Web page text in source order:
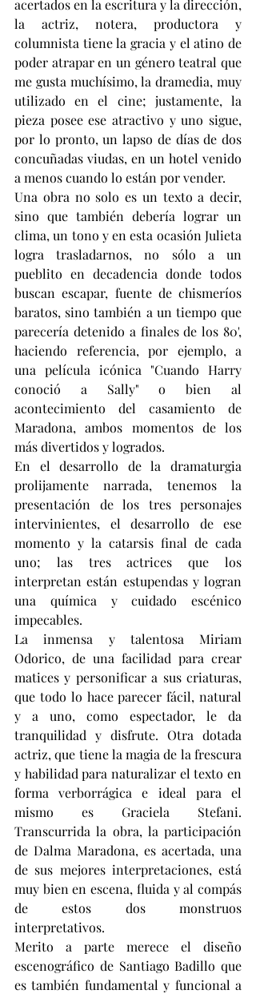
acertados en la escritura y la dirección,
la actriz, notera, productora y
columnista tiene la gracia y el atino de
poder atrapar en un género teatral que
me gusta muchísimo, la dramedia, muy
utilizado en el cine; justamente, la
pieza posee ese atractivo y uno sigue,
por lo pronto, un lapso de días de dos
concuñadas viudas, en un hotel venido
a menos cuando lo están por vender.
Una obra no solo es un texto a decir,
sino que también debería lograr un
clima, un tono y en esta ocasión Julieta
logra trasladarnos, no sólo a un
pueblito en decadencia donde todos
buscan escapar, fuente de chismeríos
baratos, sino también a un tiempo que
parecería detenido a finales de los 80',
haciendo referencia, por ejemplo, a
una película icónica "Cuando Harry
conoció a Sally" o bien al
acontecimiento del casamiento de
Maradona, ambos momentos de los
más divertidos y logrados.
En el desarrollo de la dramaturgia
prolijamente narrada, tenemos la
presentación de los tres personajes
intervinientes, el desarrollo de ese
momento y la catarsis final de cada
uno; las tres actrices que los
interpretan están estupendas y logran
una química y cuidado escénico
impecables.
La inmensa y talentosa Miriam
Odorico, de una facilidad para crear
matices y personificar a sus criaturas,
que todo lo hace parecer fácil, natural
y a uno, como espectador, le da
tranquilidad y disfrute. Otra dotada
actriz, que tiene la magia de la frescura
y habilidad para naturalizar el texto en
forma verborrágica e ideal para el
mismo es Graciela Stefani.
Transcurrida la obra, la participación
de Dalma Maradona, es acertada, una
de sus mejores interpretaciones, está
muy bien en escena, fluida y al compás
de estos dos monstruos
interpretativos.
Merito a parte merece el diseño
escenográfico de Santiago Badillo que
es también fundamental y funcional a